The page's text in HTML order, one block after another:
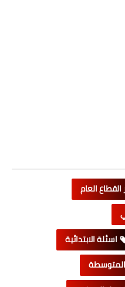
القطاع العام
اسئلة الابتدائية